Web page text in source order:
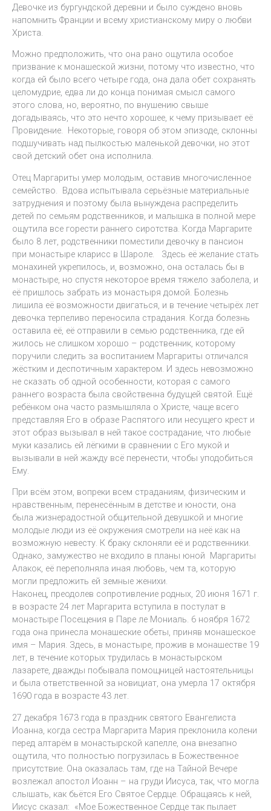
Девочке из бургундской деревни и было суждено вновь
напомнить Франции и всему христианскому миру о любви
Христа.
Можно предположить, что она рано ощутила особое
призвание к монашеской жизни, потому что известно, что
когда ей было всего четыре года, она дала обет сохранять
целомудрие, едва ли до конца понимая смысл самого
этого слова, но, вероятно, по внушению свыше
догадываясь, что это нечто хорошее, к чему призывает её
Провидение. Некоторые, говоря об этом эпизоде, склонны
подшучивать над пылкостью маленькой девочки, но этот
свой детский обет она исполнила.
Отец Маргариты умер молодым, оставив многочисленное
семейство. Вдова испытывала серьёзные материальные
затруднения и поэтому была вынуждена распределить
детей по семьям родственников, и малышка в полной мере
ощутила все горести раннего сиротства. Когда Маргарите
было 8 лет, родственники поместили девочку в пансион
при монастыре кларисс в Шароле. Здесь её желание стать
монахиней укрепилось, и, возможно, она осталась бы в
монастыре, но спустя некоторое время тяжело заболела, и
её пришлось забрать из монастыря домой. Болезнь
лишила её возможности двигаться, и в течение четырёх лет
девочка терпеливо переносила страдания. Когда болезнь
оставила её, её отправили в семью родственника, где ей
жилось не слишком хорошо – родственник, которому
поручили следить за воспитанием Маргариты отличался
жёстким и деспотичным характером. И здесь невозможно
не сказать об одной особенности, которая с самого
раннего возраста была свойственна будущей святой. Ещё
ребёнком она часто размышляла о Христе, чаще всего
представляя Его в образе Распятого или несущего крест и
этот образ вызывал в ней такое сострадание, что любые
муки казались ей лёгкими в сравнении с Его мукой и
вызывали в ней жажду всё перенести, чтобы уподобиться
Ему.
При всём этом, вопреки всем страданиям, физическим и
нравственным, перенесённым в детстве и юности, она
была жизнерадостной общительной девушкой и многие
молодые люди из её окружения смотрели на неё как на
возможную невесту. К браку склоняли её и родственники.
Однако, замужество не входило в планы юной Маргариты
Алакок, её переполняла иная любовь, чем та, которую
могли предложить ей земные женихи.
Наконец, преодолев сопротивление родных, 20 июня 1671 г.
в возрасте 24 лет Маргарита вступила в постулат в
монастыре Посещения в Паре ле Мониаль. 6 ноября 1672
года она принесла монашеские обеты, приняв монашеское
имя – Мария. Здесь, в монастыре, прожив в монашестве 19
лет, в течение которых трудилась в монастырском
лазарете, дважды побывала помощницей настоятельницы
и была ответственной за новициат, она умерла 17 октября
1690 года в возрасте 43 лет.
27 декабря 1673 года в праздник святого Евангелиста
Иоанна, когда сестра Маргарита Мария преклонила колени
перед алтарём в монастырской капелле, она внезапно
ощутила, что полностью погрузилась в Божественное
присутствие. Она оказалась там, где на Тайной Вечере
возлежал апостол Иоанн – на груди Иисуса, так, что могла
слышать, как бьётся Его Святое Сердце. Обращаясь к ней,
Иисус сказал: «Мое Божественное Сердце так пылает